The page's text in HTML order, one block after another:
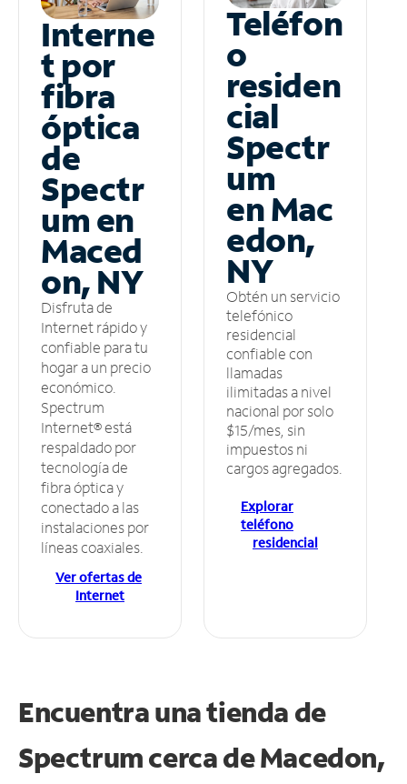
Interne
t por
fibra
óptica
de
Spectr
um en
Maced
on, NY
Disfruta de
Internet rápido y
confiable para tu
hogar a un precio
económico.
Spectrum
Internet® está
respaldado por
tecnología de
fibra óptica y
conectado a las
instalaciones por
líneas coaxiales.
Ver ofertas de
Internet
Teléfon
o
residen
cial
Spectr
um
en Mac
edon,
NY
Obtén un servicio
telefónico
residencial
confiable con
llamadas
ilimitadas a nivel
nacional por solo
$15/mes, sin
impuestos ni
cargos agregados.
Explorar
teléfono
residencial
Encuentra una tienda de
Spectrumcerca de Macedon,